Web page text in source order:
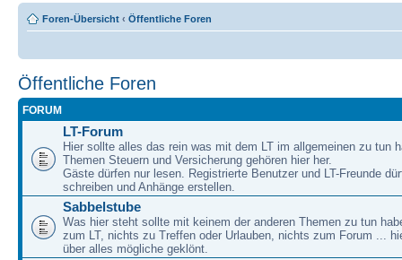
Foren-Übersicht ‹ Öffentliche Foren
Öffentliche Foren
FORUM
LT-Forum
Hier sollte alles das rein was mit dem LT im allgemeinen zu tun
Themen Steuern und Versicherung gehören hier her.
Gäste dürfen nur lesen. Registrierte Benutzer und LT-Freunde
schreiben und Anhänge erstellen.
Sabbelstube
Was hier steht sollte mit keinem der anderen Themen zu tun
zum LT, nichts zu Treffen oder Urlauben, nichts zum Forum ...
über alles mögliche geklönt.